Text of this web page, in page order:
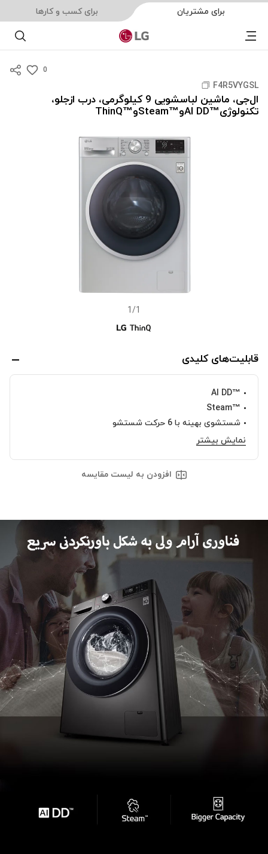
برای مشتریان برای کسب و کارها
0
F4R5VYGSL
ال‌جی، ماشین لباسشویی 9 کیلوگرمی، درب ازجلو،
تکنولوژی™AI DDو™Steamو™ThinQ
1/1
قابلیت‌های کلیدی
™‎AI DD
™‎Steam
شستشوی بهینه با 6 حرکت شستشو
نمایش بیشتر
افزودن به لیست مقایسه